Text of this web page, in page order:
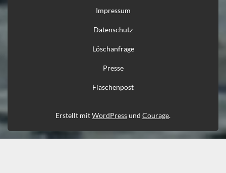
Impressum
Datenschutz
Löschanfrage
Presse
Flaschenpost
Erstellt mitWordPressund Courage.